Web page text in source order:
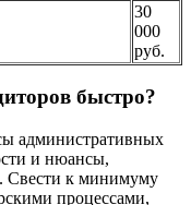
30
000
руб.
быстро?
административных
и нюансы,
Свести к минимуму
процессами,